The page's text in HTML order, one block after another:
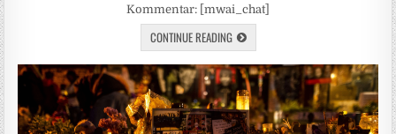
Kommentar: [mwai_chat]
CONTINUE READING